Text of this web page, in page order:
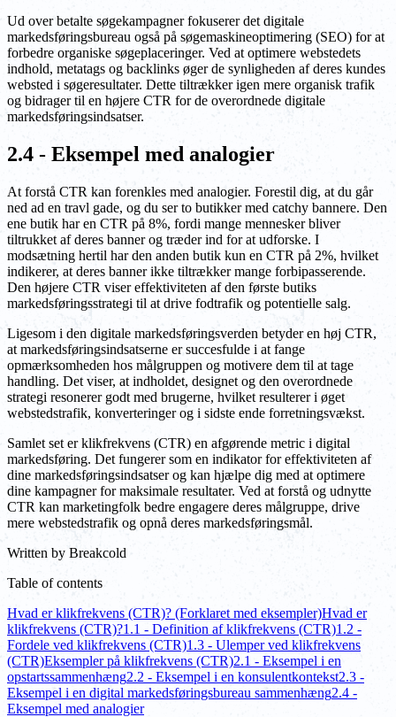
Ud over betalte søgekampagner fokuserer det digitale
markedsføringsbureau også på søgemaskineoptimering (SEO) for at
forbedre organiske søgeplaceringer. Ved at optimere webstedets
indhold, metatags og backlinks øger de synligheden af deres kundes
websted i søgeresultater. Dette tiltrækker igen mere organisk trafik
og bidrager til en højere CTR for de overordnede digitale
markedsføringsindsatser.
2.4 - Eksempel med analogier
At forstå CTR kan forenkles med analogier. Forestil dig, at du går
ned ad en travl gade, og du ser to butikker med catchy bannere. Den
ene butik har en CTR på 8%, fordi mange mennesker bliver
tiltrukket af deres banner og træder ind for at udforske. I
modsætning hertil har den anden butik kun en CTR på 2%, hvilket
indikerer, at deres banner ikke tiltrækker mange forbipasserende.
Den højere CTR viser effektiviteten af den første butiks
markedsføringsstrategi til at drive fodtrafik og potentielle salg.
Ligesom i den digitale markedsføringsverden betyder en høj CTR,
at markedsføringsindsatserne er succesfulde i at fange
opmærksomheden hos målgruppen og motivere dem til at tage
handling. Det viser, at indholdet, designet og den overordnede
strategi resonerer godt med brugerne, hvilket resulterer i øget
webstedstrafik, konverteringer og i sidste ende forretningsvækst.
Samlet set er klikfrekvens (CTR) en afgørende metric i digital
markedsføring. Det fungerer som en indikator for effektiviteten af
dine markedsføringsindsatser og kan hjælpe dig med at optimere
dine kampagner for maksimale resultater. Ved at forstå og udnytte
CTR kan marketingfolk bedre engagere deres målgruppe, drive
mere webstedstrafik og opnå deres markedsføringsmål.
Written by Breakcold
Table of contents
Hvad er klikfrekvens (CTR)? (Forklaret med eksempler)Hvad er
klikfrekvens (CTR)?1.1 - Definition af klikfrekvens (CTR)1.2 -
Fordele ved klikfrekvens (CTR)1.3 - Ulemper ved klikfrekvens
(CTR)Eksempler på klikfrekvens (CTR)2.1 - Eksempel i en
opstartssammenhæng2.2 - Eksempel i en konsulentkontekst2.3 -
Eksempel i en digital markedsføringsbureau sammenhæng2.4 -
Eksempel med analogier